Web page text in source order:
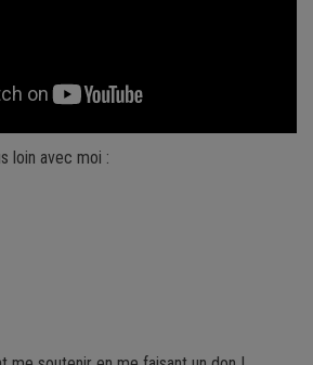
loin avec moi :